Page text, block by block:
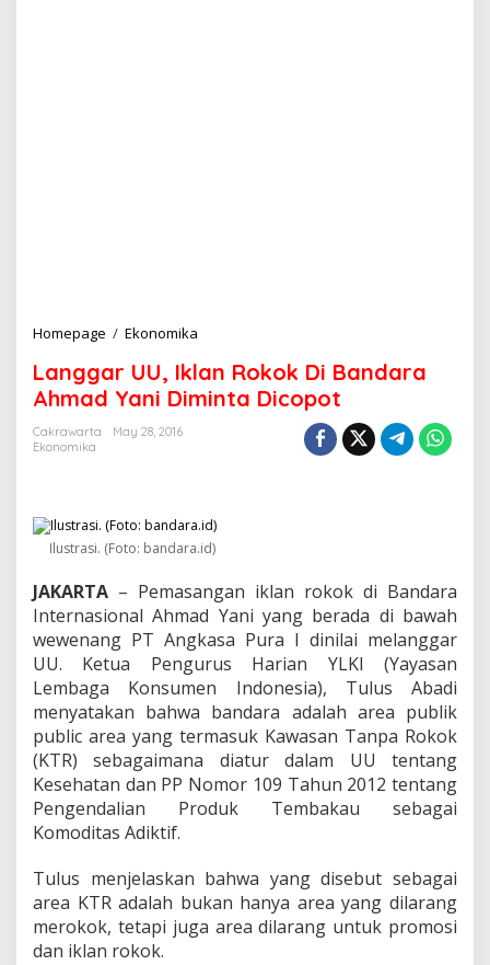
Homepage / Ekonomika
n
g
g
I
k
a
n
R
o
k
o
k
i
B
a
n
a
A
h
Langgar UU, Iklan Rokok Di Bandara
Ahmad Yani Diminta Dicopot
Cakrawarta
May 28, 2016
Ekonomika
Ilustrasi. (Foto: bandara.id)
JAKARTA – Pemasangan iklan rokok di Bandara
Internasional Ahmad Yani yang berada di bawah
wewenang PT Angkasa Pura I dinilai melanggar
UU. Ketua Pengurus Harian YLKI (Yayasan
Lembaga Konsumen Indonesia), Tulus Abadi
menyatakan bahwa bandara adalah area publik
public area yang termasuk Kawasan Tanpa Rokok
(KTR) sebagaimana diatur dalam UU tentang
Kesehatan dan PP Nomor 109 Tahun 2012 tentang
Pengendalian Produk Tembakau sebagai
Komoditas Adiktif.
Tulus menjelaskan bahwa yang disebut sebagai
area KTR adalah bukan hanya area yang dilarang
merokok, tetapi juga area dilarang untuk promosi
dan iklan rokok.